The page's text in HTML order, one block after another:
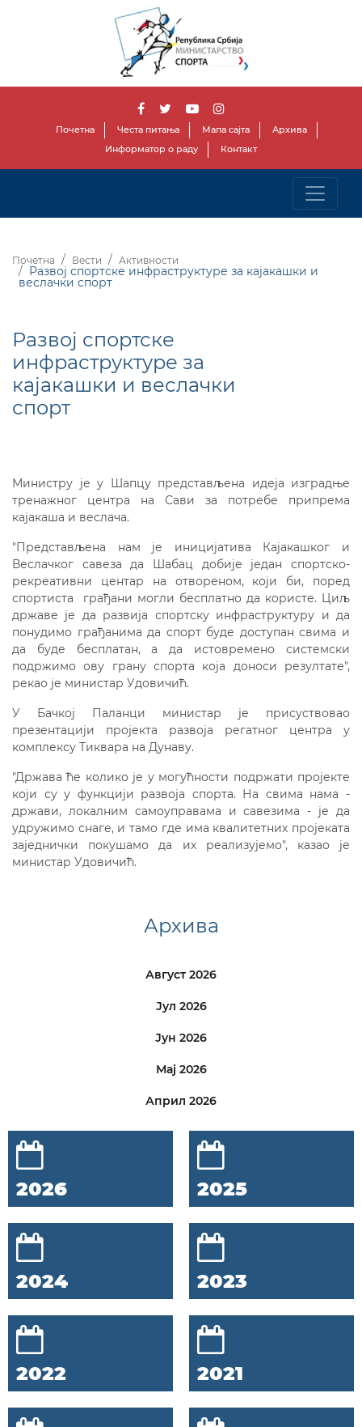
Почетна Честа питања Мапа сајта
Архива
Информатор о раду
Контакт
Почетна Вести Активности
Развој спортске инфраструктуре за кајакашки и
веслачки спорт
Развој спортске
инфраструктуре за
кајакашки и веслачки
спорт
Министру је у Шапцу представљена идеја изградње
тренажног центра на Сави за потребе припрема
кајакаша и веслача.
"Представљена нам је иницијатива Кајакашког и
Веслачког савеза да Шабац добије један спортско-
рекреативни центар на отвореном, који би, поред
спортиста грађани могли бесплатно да користе. Циљ
државе је да развија спортску инфраструктуру и да
понудимо грађанима да спорт буде доступан свима и
да буде бесплатан, а да истовремено системски
подржимо ову грану спорта која доноси резултате",
рекао је министар Удовичић.
У Бачкој Паланци министар је присуствовао
презентацији пројекта развоја регатног центра у
комплексу Тиквара на Дунаву.
"Држава ће колико је у могућности подржати пројекте
који су у функцији развоја спорта. На свима нама -
држави, локалним самоуправама и савезима - је да
удружимо снаге, и тамо где има квалитетних пројеката
заједнички покушамо да их реализујемо", казао је
министар Удовичић.
Архива
Август 2026
Јул 2026
Јун 2026
Мај 2026
Април 2026
2026 2025
2024 2023
2022 2021